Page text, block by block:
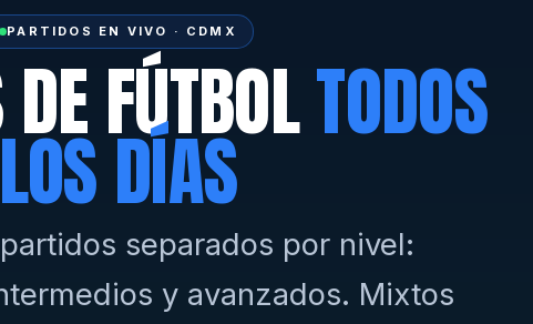
PARTIDOS EN VIVO · CDMX
FÚTBOLTODOS
LOS DÍAS
separados por nivel:
y avanzados. Mixtos